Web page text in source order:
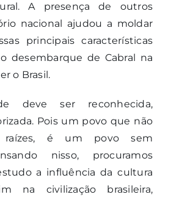
A presença de outros
nacional ajudou a moldar
principais características
desembarque de Cabral na
o Brasil.
deve ser reconhecida,
Pois um povo que não
raízes, é um povo sem
nisso, procuramos
a influência da cultura
na civilização brasileira,